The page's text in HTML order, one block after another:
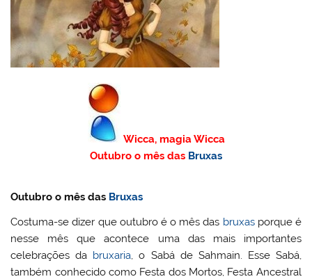
Wicca, magia Wicca
Outubro o mês das Bruxas
Outubro o mês das Bruxas
Costuma-se dizer que outubro é o mês das bruxasporque é
nesse mês que acontece uma das mais importantes
celebrações da bruxaria , o Sabá de Sahmain. Esse Sabá,
também conhecido como Festa dos Mortos, Festa Ancestral